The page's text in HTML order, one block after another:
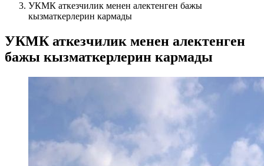
УКМК аткезчилик менен алектенген бажы
кызматкерлерин кармады
УКМК аткезчилик менен алектенген
бажы кызматкерлерин кармады